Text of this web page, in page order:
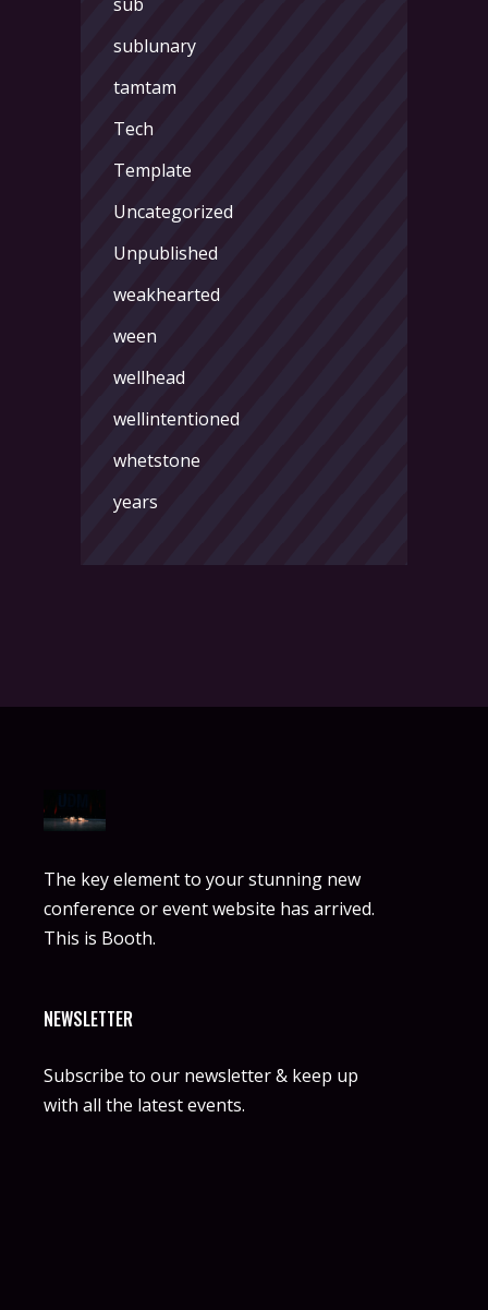
sublunary
tamtam
Tech
Template
Uncategorized
Unpublished
weakhearted
ween
wellhead
wellintentioned
whetstone
years
The key element to your stunning new
conference or event website has arrived.
This is Booth.
NEWSLETTER
Subscribe to our newsletter & keep up
with all the latest events.